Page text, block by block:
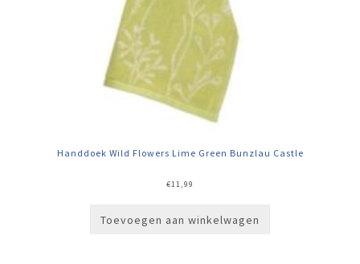
Handdoek Wild Flowers Lime Green Bunzlau Castle
€11,99
Toevoegen aan winkelwagen